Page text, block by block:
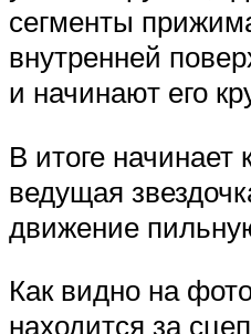
сегменты
внутренней
и начинают его
В итоге начинает
ведущая
движение
Как видно на
находится за